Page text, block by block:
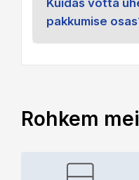
pakkumise
Rohkem